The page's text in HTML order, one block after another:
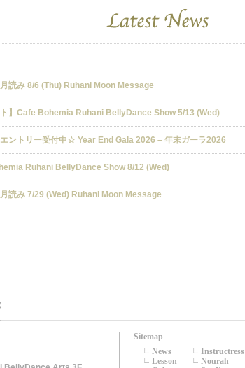
読み 8/6 (Thu) Ruhani Moon Message
ト】Cafe Bohemia Ruhani BellyDance Show 5/13 (Wed)
ントリー受付中☆ Year End Gala 2026 – 年末ガーラ2026
Ruhani BellyDance Show 8/12 (Wed)
読み 7/29 (Wed) Ruhani Moon Message
Sitemap
News
Instructress
Lesson
Nourah